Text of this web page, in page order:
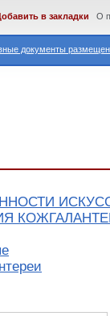
документы
в закладки О